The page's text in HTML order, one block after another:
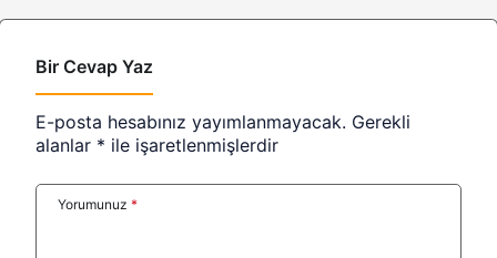
Bir Cevap Yaz
E-posta hesabınız yayımlanmayacak. Gerekli
alanlar * ile işaretlenmişlerdir
Yorumunuz *